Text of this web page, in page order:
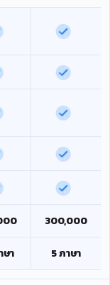
300,000
ษา 5 ภาษา